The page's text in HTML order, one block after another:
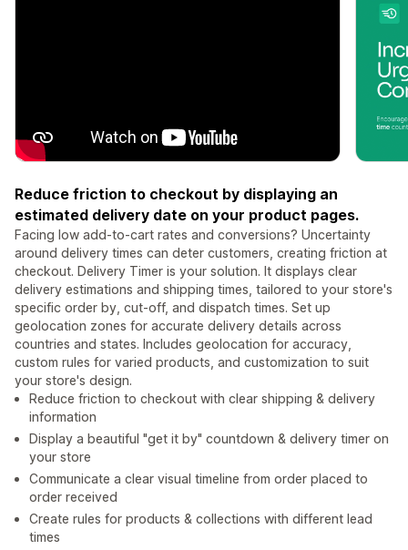
Reduce friction to checkout by displaying an
estimated delivery date on your product pages.
Facing low add-to-cart rates and conversions? Uncertainty
around delivery times can deter customers, creating friction at
checkout. Delivery Timer is your solution. It displays clear
delivery estimations and shipping times, tailored to your store's
specific order by, cut-off, and dispatch times. Set up
geolocation zones for accurate delivery details across
countries and states. Includes geolocation for accuracy,
custom rules for varied products, and customization to suit
your store's design.
Reduce friction to checkout with clear shipping & delivery
information
Display a beautiful "get it by" countdown & delivery timer on
your store
Communicate a clear visual timeline from order placed to
order received
Create rules for products & collections with different lead
times